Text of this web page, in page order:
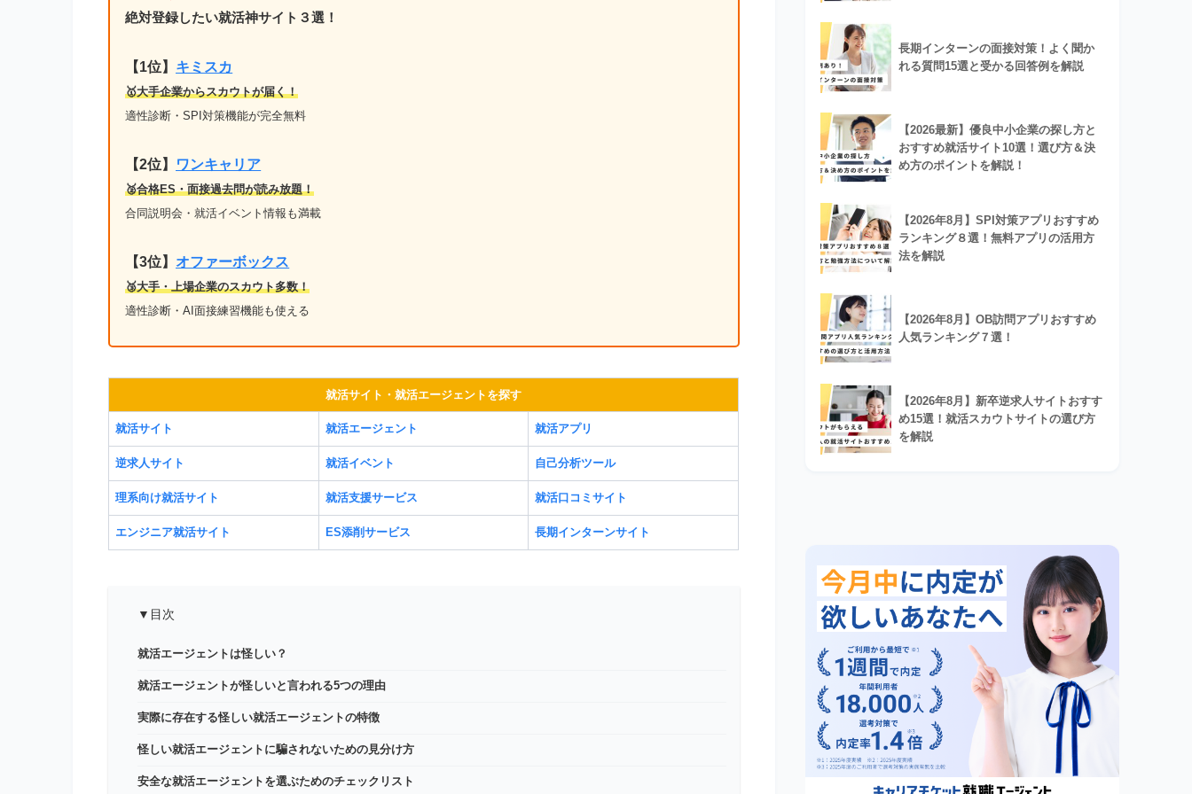
絶対登録したい就活神サイト３選！
【1位】 キミスカ
🥇大手企業からスカウトが届く！
適性診断・SPI対策機能が完全無料
【2位】 ワンキャリア
🥈合格ES・面接過去問が読み放題！
合同説明会・就活イベント情報も満載
【3位】 オファーボックス
🥉大手・上場企業のスカウト多数！
適性診断・AI面接練習機能も使える
就活サイト・就活エージェントを探す
就活サイト 就活エージェント 就活アプリ
逆求人サイト 就活イベント 自己分析ツール
理系向け就活サイト 就活支援サービス 就活口コミサイト
エンジニア就活サイト ES添削サービス 長期インターンサイト
▼目次
就活エージェントは怪しい？
就活エージェントが怪しいと言われる5つの理由
実際に存在する怪しい就活エージェントの特徴
怪しい就活エージェントに騙されないための見分け方
安全な就活エージェントを選ぶためのチェックリスト
長期インターンの面接対策！よく聞か
れる質問15選と受かる回答例を解説
【2026最新】優良中小企業の探し方と
おすすめ就活サイト10選！選び方＆決
め方のポイントを解説！
【2026年8月】SPI対策アプリおすすめ
ランキング８選！無料アプリの活用方
法を解説
【2026年8月】OB訪問アプリおすすめ
人気ランキング７選！
【2026年8月】新卒逆求人サイトおすす
め15選！就活スカウトサイトの選び方
を解説